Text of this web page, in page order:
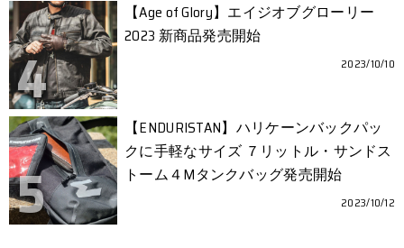
【Age of Glory】エイジオブグローリー
2023 新商品発売開始
2023/10/10
【ENDURISTAN】ハリケーンバックパッ
クに手軽なサイズ ７リットル・サンドス
トーム４Mタンクバッグ発売開始
2023/10/12